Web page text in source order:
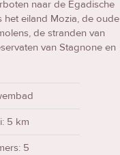
naar de Egadische
het eiland Mozia, de oude
de stranden van
van Stagnone en
5 km
5